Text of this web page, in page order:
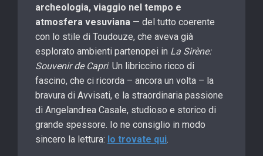
archeologia, viaggio nel tempo e
atmosfera vesuviana — del tutto coerente
con lo stile di Toudouze, che aveva già
esplorato ambienti partenopei in La Sirène:
Souvenir de Capri. Un libriccino ricco di
fascino, che ci ricorda – ancora un volta – la
bravura di Avvisati, e la straordinaria passione
di Angelandrea Casale, studioso e storico di
grande spessore. Io ne consiglio in modo
sincero la lettura: lo trovate qui.